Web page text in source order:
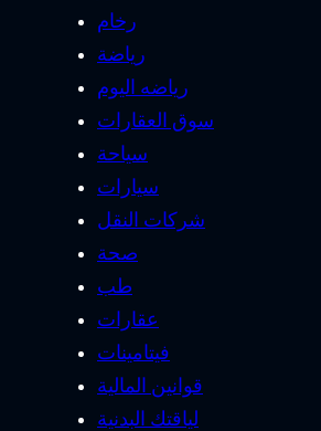
رخام
رياضة
رياضه اليوم
سوق العقارات
سياحة
سيارات
شركات النقل
صحة
طب
عقارات
فيتامينات
قوانين المالية
لياقتك البدنية